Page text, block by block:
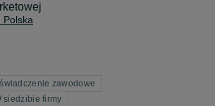
Polska
zawodowe
siedzibie firmy